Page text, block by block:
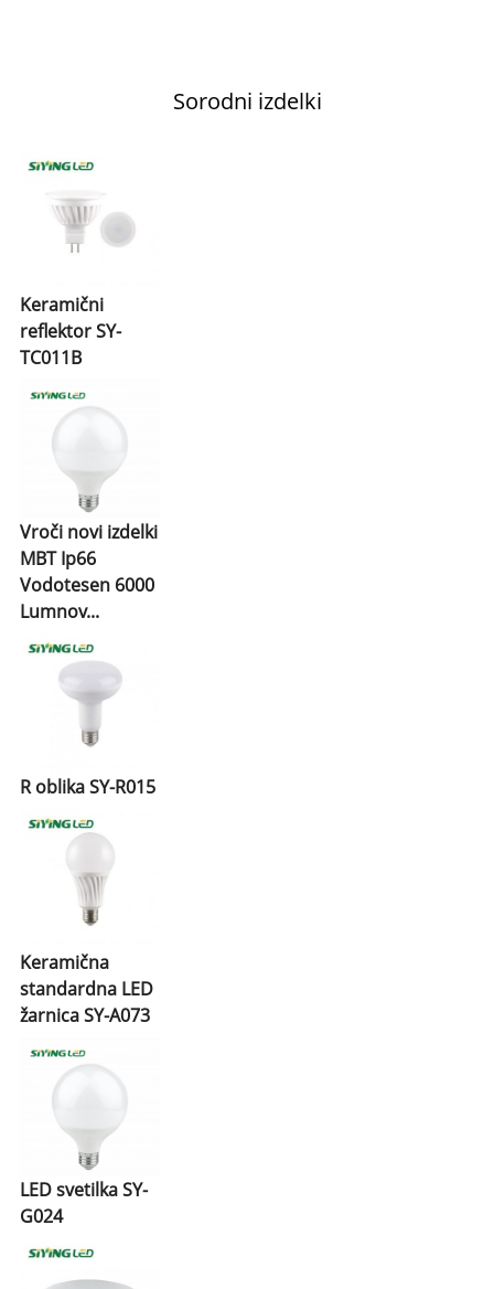
Sorodni izdelki
Keramični
reflektor SY-
TC011B
Vroči novi izdelki
MBT Ip66
Vodotesen 6000
Lumnov...
R oblika SY-R015
Keramična
standardna LED
žarnica SY-A073
LED svetilka SY-
G024